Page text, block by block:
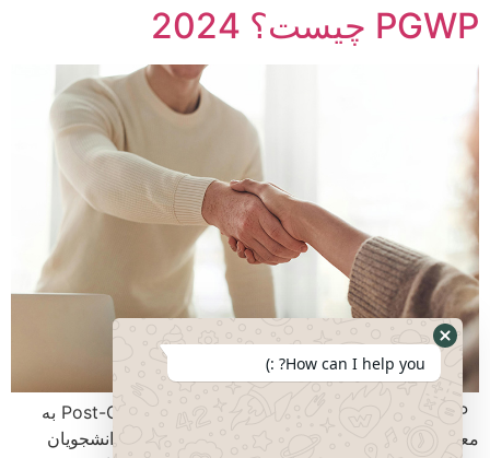
PGWP چیست؟ 2024
PGWP مخفف عبارت Post-Graduation Work Permit به
معنی مجوز کار پس از تحصیل است. این مجوز به دانشجویان
How can I help you? :)